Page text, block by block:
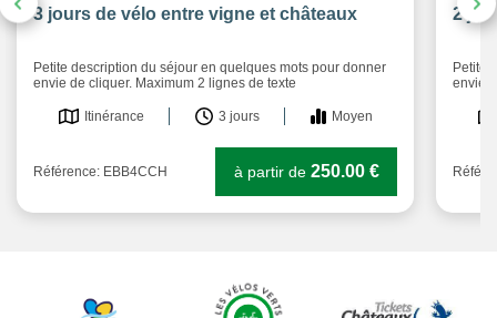
3 jours de vélo entre vigne et châteaux
Petite description du séjour en quelques mots pour donner
envie de cliquer. Maximum 2 lignes de texte
Itinérance 3 jours Moyen
Référence: EBB4CCH à partir de 250.00 €
2
Petite
envie